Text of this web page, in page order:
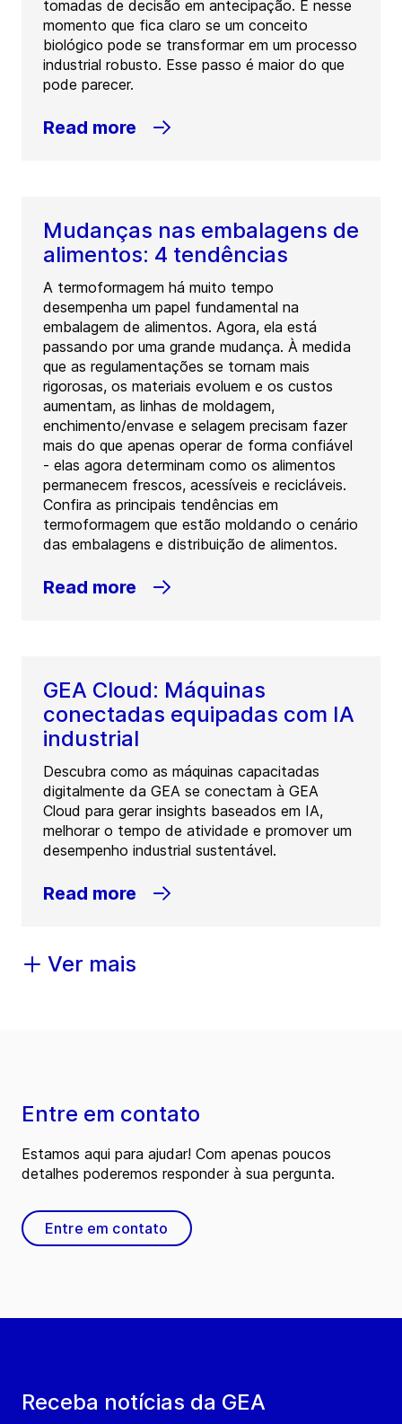
tomadas de decisão em antecipação. É nesse
momento que fica claro se um conceito
biológico pode se transformar em um processo
industrial robusto. Esse passo é maior do que
pode parecer.
Read more
Mudanças nas embalagens de
alimentos: 4 tendências
A termoformagem há muito tempo
desempenha um papel fundamental na
embalagem de alimentos. Agora, ela está
passando por uma grande mudança. À medida
que as regulamentações se tornam mais
rigorosas, os materiais evoluem e os custos
aumentam, as linhas de moldagem,
enchimento/envase e selagem precisam fazer
mais do que apenas operar de forma confiável
- elas agora determinam como os alimentos
permanecem frescos, acessíveis e recicláveis.
Confira as principais tendências em
termoformagem que estão moldando o cenário
das embalagens e distribuição de alimentos.
Read more
GEA Cloud: Máquinas
conectadas equipadas com IA
industrial
Descubra como as máquinas capacitadas
digitalmente da GEA se conectam à GEA
Cloud para gerar insights baseados em IA,
melhorar o tempo de atividade e promover um
desempenho industrial sustentável.
Read more
Ver mais
Receba notícias da GEA
Entre em contato
Estamos aqui para ajudar! Com apenas poucos
detalhes poderemos responder à sua pergunta.
Entre em contato